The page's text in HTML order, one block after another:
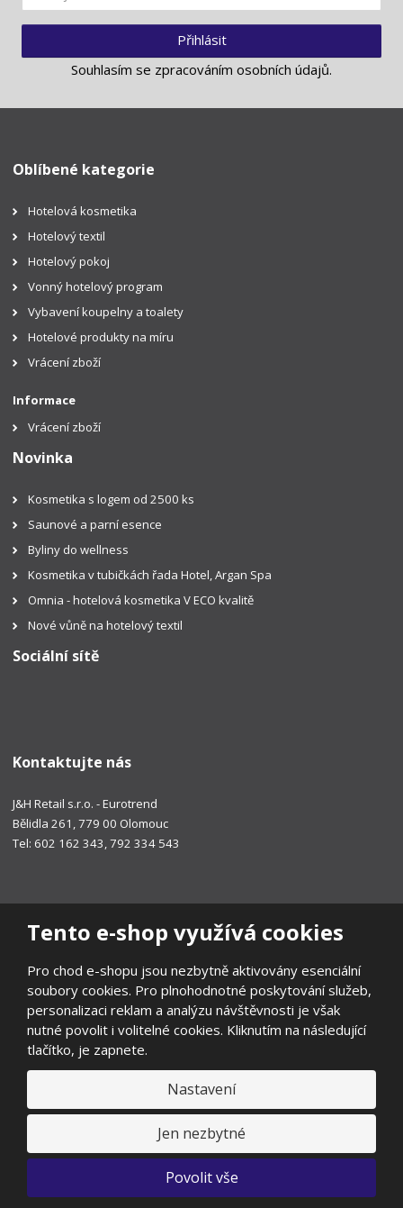
Tento e-shop využívá cookies
Pro chod e-shopu jsou nezbytně aktivovány esenciální
soubory cookies. Pro plnohodnotné poskytování služeb,
personalizaci reklam a analýzu návštěvnosti je však
nutné povolit i volitelné cookies. Kliknutím na následující
tlačítko, je zapnete.
Nastavení
Jen nezbytné
Povolit vše
Přihlásit
Souhlasím se zpracováním osobních údajů.
Oblíbené kategorie
Hotelová kosmetika
Hotelový textil
Hotelový pokoj
Vonný hotelový program
Vybavení koupelny a toalety
Hotelové produkty na míru
Vrácení zboží
Informace
Vrácení zboží
Novinka
Kosmetika s logem od 2500 ks
Saunové a parní esence
Byliny do wellness
Kosmetika v tubičkách řada Hotel, Argan Spa
Omnia - hotelová kosmetika V ECO kvalitě
Nové vůně na hotelový textil
Sociální sítě
Kontaktujte nás
J&H Retail s.r.o. - Eurotrend
Bělidla 261, 779 00 Olomouc
Tel: 602 162 343, 792 334 543
Prohlášení o přístupnosti|Ochrana osobních údajů|Mapa stránek
Všeobecné obchodní podmínky|Ochrana oznamovatelů
Odstoupení od smlouvy